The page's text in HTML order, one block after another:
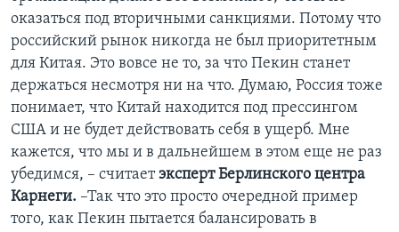
оказаться под вторичными санкциями. Потому что
российский рынок никогда не был приоритетным
для Китая. Это вовсе не то, за что Пекин станет
держаться несмотря ни на что. Думаю, Россия тоже
понимает, что Китай находится под прессингом
США и не будет действовать себя в ущерб. Мне
кажется, что мы и в дальнейшем в этом еще не раз
убедимся, – считаетэксперт Берлинского центра
Карнеги. –Так что это просто очередной пример
того, как Пекин пытается балансировать в